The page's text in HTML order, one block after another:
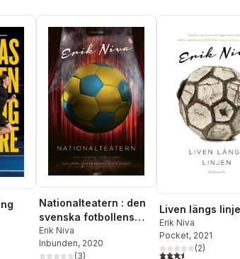
Nationalteatern : den
svenska fotbollens
huvudrollsinnehavare
och bifigurer
Erik Niva
Inbunden, 2020
(3)
Liven längs
Erik Niva
Pocket, 2021
3,5utav 5 stjärnor.
(2)